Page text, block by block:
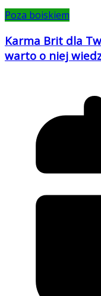
Poza boiskiem
Karma Brit dla
warto o niej